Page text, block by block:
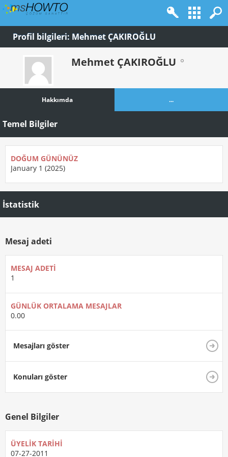
Profil bilgileri: Mehmet ÇAKIROĞLU
Mehmet ÇAKIROĞLU
Hakkımda ...
Temel Bilgiler
DOĞUM GÜNÜNÜZ
January 1 (2025)
İstatistik
Mesaj adeti
MESAJ ADETI
1
GÜNLÜK ORTALAMA MESAJLAR
0.00
Mesajları göster
Konuları göster
Genel Bilgiler
ÜYELIK TARIHI
07-27-2011